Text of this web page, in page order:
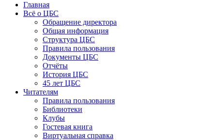
Главная
Всё о ЦБС
Обращение директора
Общая информация
Структура ЦБС
Правила пользования
Документы ЦБС
Отчёты
История ЦБС
45 лет ЦБС
Читателям
Правила пользования
Библиотеки
Клубы
Гостевая книга
Виртуальная справка